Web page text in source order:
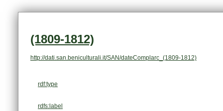
(1809-1812)
http://dati.san.beniculturali.it/SAN/dateComplarc_(1809-1812)
rdf:type
rdfs:label